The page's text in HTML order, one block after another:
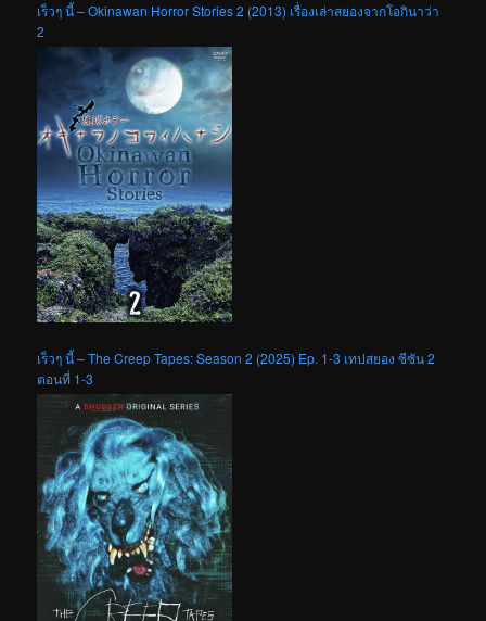
เร็วๆ นี้ – Okinawan Horror Stories 2 (2013) เรื่องเล่าสยองจากโอกินาว่า
2
เร็วๆ นี้ – The Creep Tapes: Season 2 (2025) Ep. 1-3 เทปสยอง ซีซัน 2
ตอนที่ 1-3